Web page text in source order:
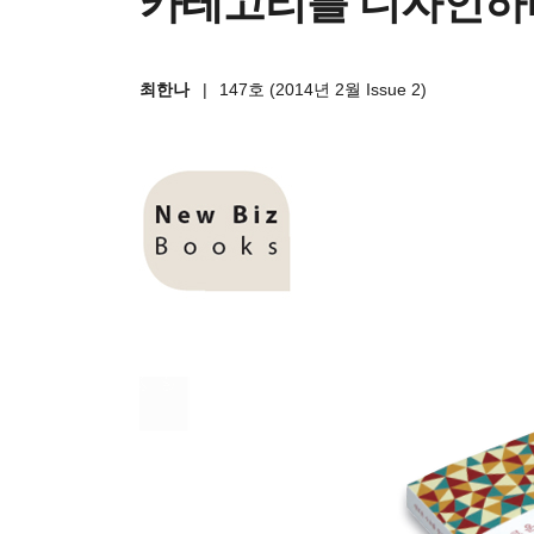
최한나 | 147호 (2014년 2월 Issue 2)